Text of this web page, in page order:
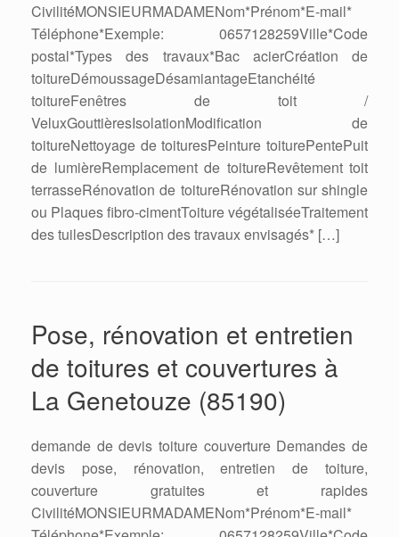
CivilitéMONSIEURMADAMENom*Prénom*E-mail*
Téléphone*Exemple: 0657128259Ville*Code
postal*Types des travaux*Bac acierCréation de
toitureDémoussageDésamiantageEtanchéité
toitureFenêtres de toit /
VeluxGouttièresIsolationModification de
toitureNettoyage de toituresPeinture toiturePentePuit
de lumièreRemplacement de toitureRevêtement toit
terrasseRénovation de toitureRénovation sur shingle
ou Plaques fibro-cimentToiture végétaliséeTraitement
des tuilesDescription des travaux envisagés* […]
Pose, rénovation et entretien
de toitures et couvertures à
La Genetouze (85190)
demande de devis toiture couverture Demandes de
devis pose, rénovation, entretien de toiture,
couverture gratuites et rapides
CivilitéMONSIEURMADAMENom*Prénom*E-mail*